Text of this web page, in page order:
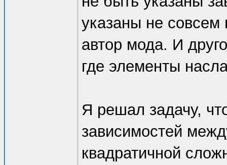
указаны не совсем
автор мода. И
где элементы
Я решал задачу,
зависимостей
квадратичной